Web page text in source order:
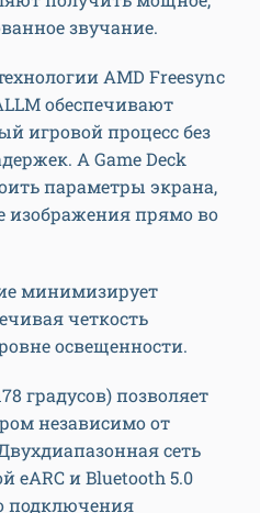
звучание.
AMD Freesync
обеспечивают
игровой процесс без
А Game Deck
параметры экрана,
изображения прямо во
минимизирует
четкость
освещенности.
градусов) позволяет
независимо от
сеть
eARC и Bluetooth 5.0
подключения